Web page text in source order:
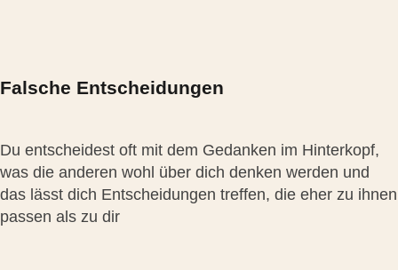
Falsche Entscheidungen
Du entscheidest oft mit dem Gedanken im Hinterkopf,
was die anderen wohl über dich denken werden und
das lässt dich Entscheidungen treffen, die eher zu ihnen
passen als zu dir